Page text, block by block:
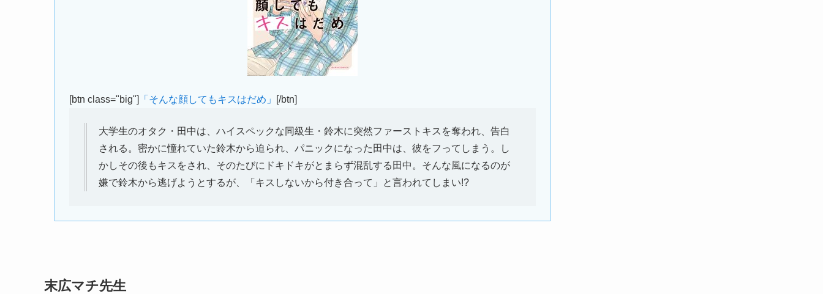
[btn class="big"] 「そんな顔してもキスはだめ」 [/btn]
大学生のオタク・田中は、ハイスペックな同級生・鈴木に突然ファーストキスを奪われ、告白
される。密かに憧れていた鈴木から迫られ、パニックになった田中は、彼をフってしまう。し
かしその後もキスをされ、そのたびにドキドキがとまらず混乱する田中。そんな風になるのが
嫌で鈴木から逃げようとするが、「キスしないから付き合って」と言われてしまい!?
末広マチ先生